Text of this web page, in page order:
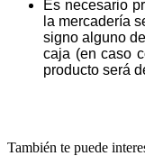
Es necesario
la mercadería
signo alguno
caja (en caso
producto será
También te puede